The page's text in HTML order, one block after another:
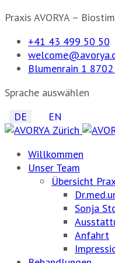
Praxis AVORYA –
+41 43 499 50 50
Blumenrain 1
Sprache auswählen
DE
EN
Willkommen
Unser Team
Übersicht
Sonja
Anfahrt